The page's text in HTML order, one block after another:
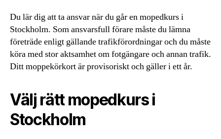
Du lär dig att ta ansvar när du går en mopedkurs i
Stockholm. Som ansvarsfull förare måste du lämna
företräde enligt gällande trafikförordningar och du måste
köra med stor aktsamhet om fotgängare och annan trafik.
Ditt moppekörkort är provisoriskt och gäller i ett år.
Välj rätt mopedkurs i
Stockholm